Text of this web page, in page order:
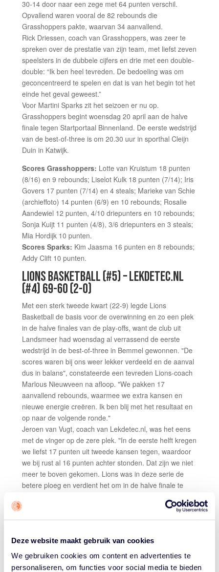
Deze website maakt gebruik van cookies
We gebruiken cookies om content en advertenties te
personaliseren, om functies voor social media te bieden
30-14 door naar een zege met 64 punten verschil.
Opvallend waren vooral de 82 rebounds die
Grasshoppers pakte, waarvan 34 aanvallend.
Rick Driessen, coach van Grasshoppers, was zeer te
spreken over de prestatie van zijn team, met liefst zeven
speelsters in de dubbele cijfers en drie met een double-
double: “Ik ben heel tevreden. De bedoeling was om
geconcentreerd te spelen en dat is van het begin tot het
einde het geval geweest.”
Voor Martini Sparks zit het seizoen er nu op.
Grasshoppers begint woensdag 20 april aan de halve
finale tegen Startportaal Binnenland. De eerste wedstrijd
van de best-of-three is om 20.30 uur in sporthal Cleijn
Duin in Katwijk.
Scores Grasshoppers: Lotte van Kruistum 18 punten
(8/16) en 9 rebounds; Liselot Kulk 18 punten (7/14); Iris
Govers 17 punten (7/14) en 4 steals; Marieke van Schie
(archieffoto) 14 punten (6/9) en 10 rebounds; Rosalie
Aandewiel 12 punten, 4/10 driepunters en 10 rebounds;
Sonja Kuijt 11 punten (4/8), 3/6 driepunters en 3 steals;
Mia Hordijk 10 punten.
Scores Sparks: Kim Jaasma 16 punten en 8 rebounds;
Addy Clift 10 punten.
LIONS BASKETBALL (#5) – LEKDETEC.NL
(#4) 69-60 (2-0)
Met een sterk tweede kwart (22-9) legde Lions
Basketball de basis voor de overwinning en zo een plek
in de halve finales van de play-offs, want de club uit
Landsmeer had woensdag al verrassend de eerste
wedstrijd in de best-of-three in Bemmel gewonnen. "De
scores waren bij ons weer lekker verdeeld en de aanval
dus in balans", constateerde een tevreden Lions-coach
Marlous Nieuwveen na afloop. "We pakken 17
aanvallend rebounds, waarmee we extra kansen en
nieuwe energie creëren. Ik ben blij met het resultaat en
op naar de volgende ronde."
Jeroen van Vugt, coach van Lekdetec.nl, was het eens
met de vinger op de zere plek. "In de eerste helft kregen
we liefst 17 punten uit tweede kansen tegen, waardoor
we bij rust al 16 punten achter stonden. Dat zijn we niet
meer te boven gekomen. Lions was in deze serie de
betere ploeg en verdient het om in de halve finale te
Myrthe den Heeten 12 punten en 7
2 steals; Charlotte van Kleef 11 punten en 6 rebounds
Scores Lekdetec.nl: Julia Jorritsma 18 punten en 7